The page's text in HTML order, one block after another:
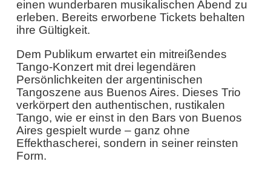
einen wunderbaren musikalischen Abend zu
erleben. Bereits erworbene Tickets behalten
ihre Gültigkeit.
Dem Publikum erwartet ein mitreißendes
Tango-Konzert mit drei legendären
Persönlichkeiten der argentinischen
Tangoszene aus Buenos Aires. Dieses Trio
verkörpert den authentischen, rustikalen
Tango, wie er einst in den Bars von Buenos
Aires gespielt wurde – ganz ohne
Effekthascherei, sondern in seiner reinsten
Form.